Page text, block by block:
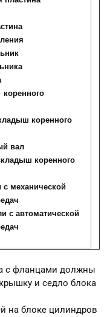
коренного
вал
коренного
механической
с автоматической
с фланцами должны
и седло блока
на блоке цилиндров